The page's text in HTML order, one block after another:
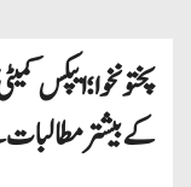
پختونخوا؛ ایپکس
کے بیشتر